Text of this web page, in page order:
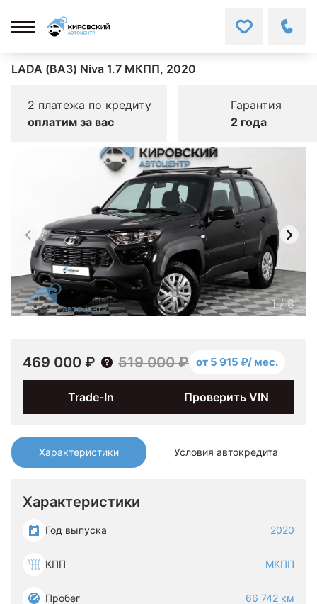
LADA (ВАЗ) Niva 1.7 МКПП, 2020
2 платежа по кредиту
оплатим за вас
Гарантия
2 года
Характеристики Условия автокредита
Характеристики
Год выпуска 2020
КПП МКПП
Пробег 66 742 км
1/8
469 000 ₽ 519 000 ₽ от 5 915 ₽/ мес.
Trade-In Проверить VIN